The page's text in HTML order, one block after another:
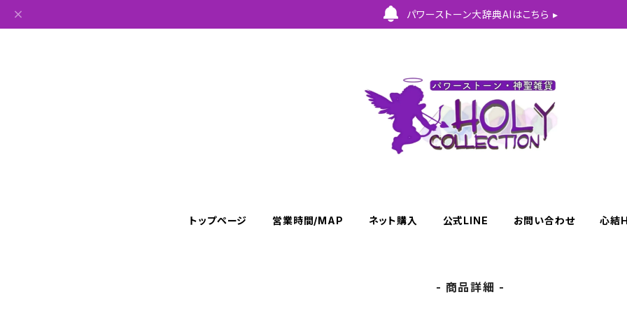
パワーストーン大辞典AIはこちら ▸
トップページ 営業時間/MAP ネット購入 公式LINE お問い合わせ 心結
- 商品詳細 -